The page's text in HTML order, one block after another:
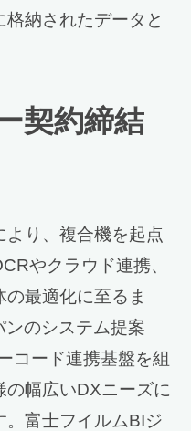
納されたデータと
契約締結
り、複合機を起点
やクラウド連携、
最適化に至るま
のシステム提案
コード連携基盤を組
幅広いDXニーズに
。富士フイルムBIジ